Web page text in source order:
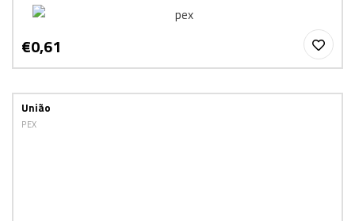
€0,61
União
PEX